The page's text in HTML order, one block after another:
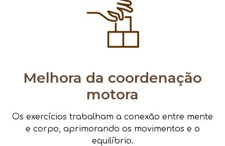
Melhora da coordenação
motora
Os exercícios trabalham a conexão entre mente
e corpo, aprimorando os movimentos e o
equilíbrio.